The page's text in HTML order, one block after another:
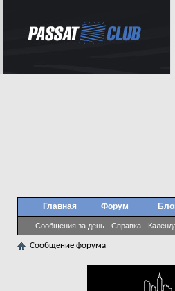
Главная Форум
Сообщения за день Справка
Сообщение форума